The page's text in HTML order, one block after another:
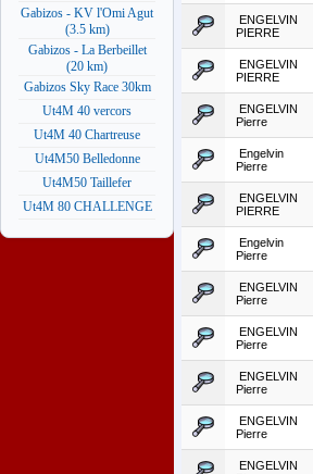
Gabizos - KV l'Omi Agut
(3.5 km)
Gabizos - La Berbeillet
(20 km)
Gabizos Sky Race 30km
Ut4M 40 vercors
Ut4M 40 Chartreuse
Ut4M50 Belledonne
Ut4M50 Taillefer
Ut4M 80 CHALLENGE
ENGELVIN
PIERRE
ENGELVIN
PIERRE
ENGELVIN
Pierre
Engelvin
Pierre
ENGELVIN
PIERRE
Engelvin
Pierre
ENGELVIN
Pierre
ENGELVIN
Pierre
ENGELVIN
Pierre
ENGELVIN
Pierre
ENGELVIN